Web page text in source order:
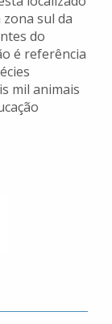
sul da
do
é referência
mil animais